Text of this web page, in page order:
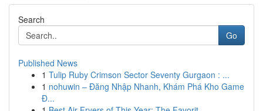
Search
Go
Published News
1 Tulip Ruby Crimson Sector Seventy Gurgaon : ...
1 nohuwin – Đăng Nhập Nhanh, Khám Phá Kho Game
Đ...